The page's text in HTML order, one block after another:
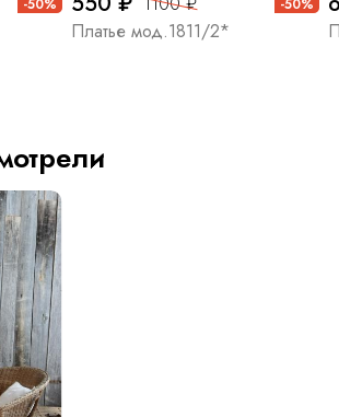
-50% -50%
Платье мод.1811/2*